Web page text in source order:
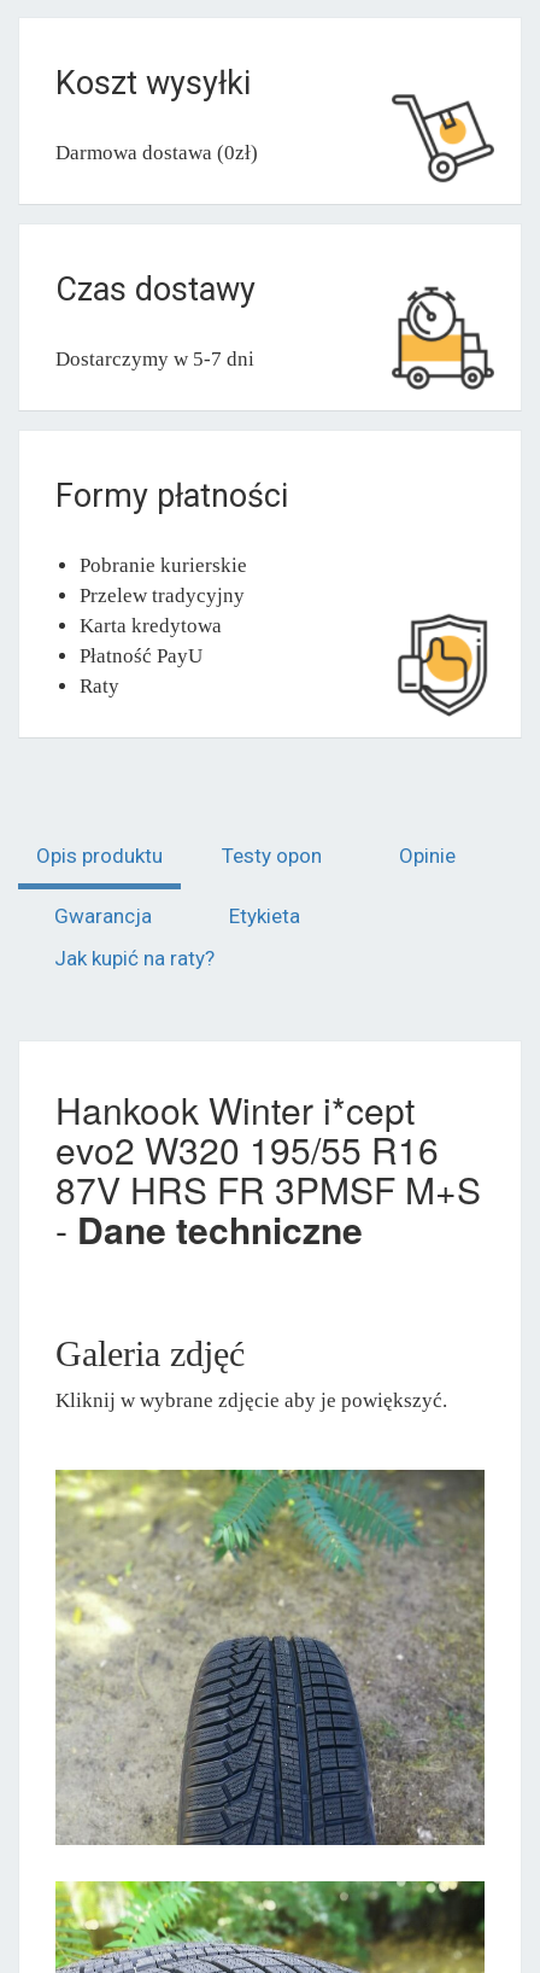
Koszt wysyłki
Darmowa dostawa (0zł)
Czas dostawy
Dostarczymy w 5-7 dni
Formy płatności
Pobranie kurierskie
Przelew tradycyjny
Karta kredytowa
Płatność PayU
Raty
Opis produktu Testy opon Opinie
Gwarancja
Etykieta
Jak kupić na raty?
Hankook Winter i*cept
evo2 W320 195/55 R16
87V HRS FR 3PMSF M+S
- Dane techniczne
Galeria zdjęć
Kliknij w wybrane zdjęcie aby je powiększyć.